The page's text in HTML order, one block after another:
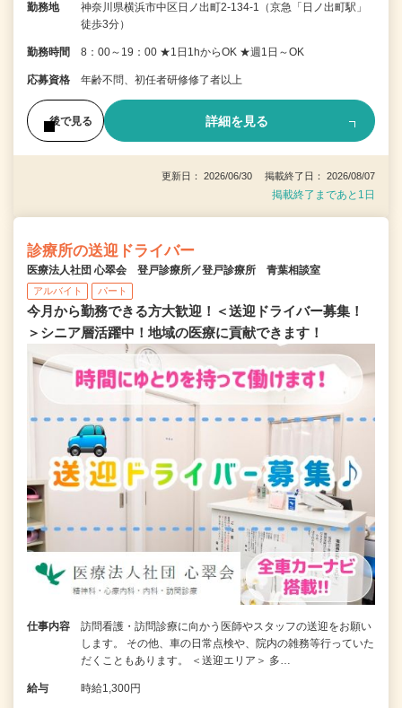
勤務地
神奈川県横浜市中区日ノ出町2-134-1（京急「日ノ出町駅」
徒歩3分）
勤務時間 8：00～19：00 ★1日1hからOK ★週1日～OK
応募資格 年齢不問、初任者研修修了者以上
後で見る 詳細を見る
更新日： 2026/06/30 掲載終了日： 2026/08/07
掲載終了まであと1日
診療所の送迎ドライバー
医療法人社団 心翠会 登戸診療所／登戸診療所 青葉相談室
アルバイト パート
今月から勤務できる方大歓迎！＜送迎ドライバー募集！
＞シニア層活躍中！地域の医療に貢献できます！
仕事内容
訪問看護・訪問診療に向かう医師やスタッフの送迎をお願い
します。 その他、車の日常点検や、院内の雑務等行っていた
だくこともあります。 ＜送迎エリア＞ 多…
給与 時給1,300円